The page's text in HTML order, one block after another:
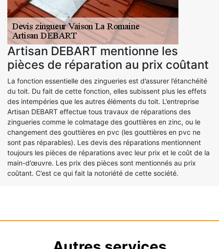
Artisan DEBART mentionne les
pièces de réparation au prix coûtant
La fonction essentielle des zingueries est d’assurer l’étanchéité
du toit. Du fait de cette fonction, elles subissent plus les effets
des intempéries que les autres éléments du toit. L’entreprise
Artisan DEBART effectue tous travaux de réparations des
zingueries comme le colmatage des gouttières en zinc, ou le
changement des gouttières en pvc (les gouttières en pvc ne
sont pas réparables). Les devis des réparations mentionnent
toujours les pièces de réparations avec leur prix et le coût de la
main-d’œuvre. Les prix des pièces sont mentionnés au prix
coûtant. C’est ce qui fait la notoriété de cette société.